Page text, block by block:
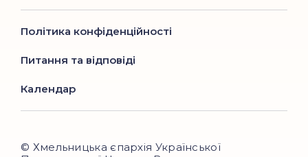
Політика конфіденційності
Питання та відповіді
Календар
© Хмельницька єпархія Української